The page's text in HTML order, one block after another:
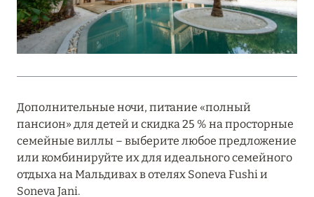
27 апреля 2026
Подробнее
20 марта 2026
MARCH GRAND ESCAPE: ПРЕДЛОЖЕНИЕ ОТ Á
Дополнительные ночи, питание «полный
пансион» для детей и скидка 25 % на просторные
семейные виллы – выберите любое предложение
или комбинируйте их для идеального семейного
отдыха на Мальдивах в отелях Soneva Fushi и
Soneva Jani.